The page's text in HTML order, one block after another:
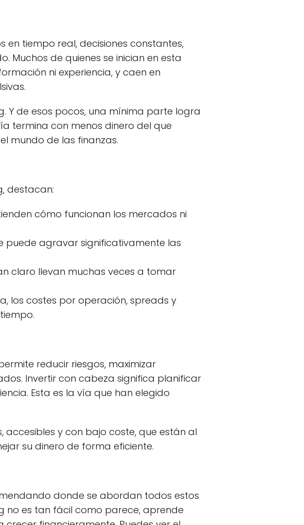
tiempo real, decisiones constantes,
Muchos de quienes se inician en esta
ni experiencia, y caen en
Y de esos pocos, una mínima parte logra
termina con menos dinero del que
mundo de las finanzas.
destacan:
cómo funcionan los mercados ni
puede agravar significativamente las
claro llevan muchas veces a tomar
los costes por operación, spreads y
reducir riesgos, maximizar
Invertir con cabeza significa planificar
Esta es la vía que han elegido
accesibles y con bajo coste, que están al
su dinero de forma eficiente.
donde se abordan todos estos
no es tan fácil como parece, aprende